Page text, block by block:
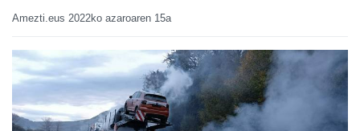
Amezti.eus 2022ko azaroaren 15a